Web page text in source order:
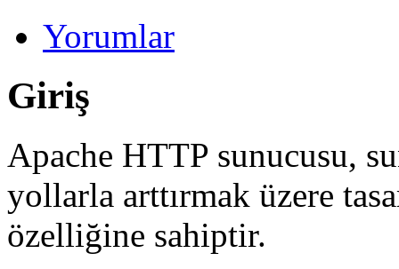
Yorumlar
Giriş
Apache HTTP sunucusu,
yollarla arttırmak üzere
özelliğine sahiptir.